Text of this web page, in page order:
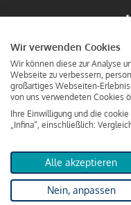
Wir verwenden Cookies
Wir können diese zur Analyse
Webseite zu verbessern,
großartiges Webseiten-
von uns verwendeten Cookies
Ihre Einwilligung und die
„Infina“, einschließlich:
Alle akzeptieren
Nein, anpassen